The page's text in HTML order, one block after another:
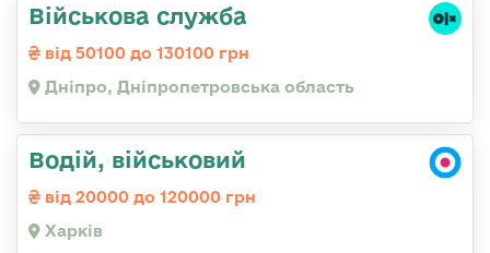
Військова служба
від 50100 до 130100 грн
Дніпро, Дніпропетровська область
Водій, військовий
від 20000 до 120000 грн
Харків